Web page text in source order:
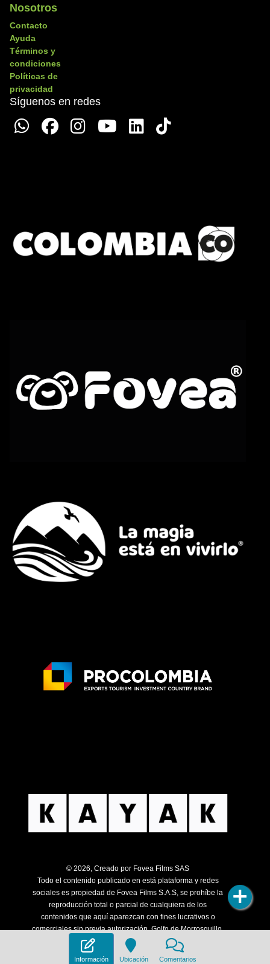
Información Ubicación Comentarios
Nosotros
Contacto
Ayuda
Términos y
condiciones
Políticas de
privacidad
Síguenos en redes
© 2026, Creado por Fovea Films SAS
Todo el contenido publicado en está plataforma y redes
sociales es propiedad de Fovea Films S.A.S, se prohíbe la
reproducción total o parcial de cualquiera de los
contenidos que aquí aparezcan con fines lucrativos o
comerciales sin previa autorización. Golfo de Morrosquillo.
Todos los derechos son reservados.